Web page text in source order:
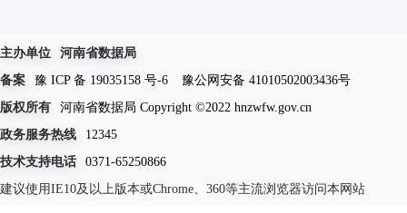
主办单位
河南省数据局
备案
豫 ICP 备 19035158 号-6
豫公网安备 41010502003436号
版权所有
河南省数据局 Copyright ©2022 hnzwfw.gov.cn
政务服务热线
12345
技术支持电话
0371-65250866
建议使用IE10及以上版本或Chrome、360等主流浏览器访问本网站